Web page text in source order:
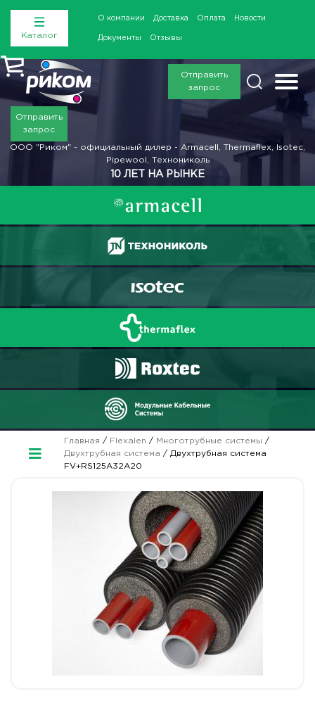
Каталог
О компании Доставка Оплата Новости
Документы Отзывы
Отправить
запрос
Отправить
запрос
ООО "Риком" - официальный дилер - Armacell, Thermaflex, Isotec,
Pipewool, Технониколь
10 ЛЕТ НА РЫНКЕ
Главная / Flexalen / Многотрубные системы /
Двухтрубная система / Двухтрубная система
FV+RS125A32A20